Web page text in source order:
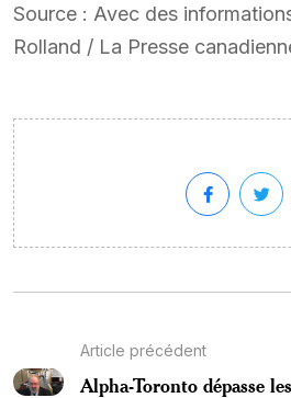
Source : Avec des
Rolland / La Presse
Article précédent
Alpha-Toronto dépasse